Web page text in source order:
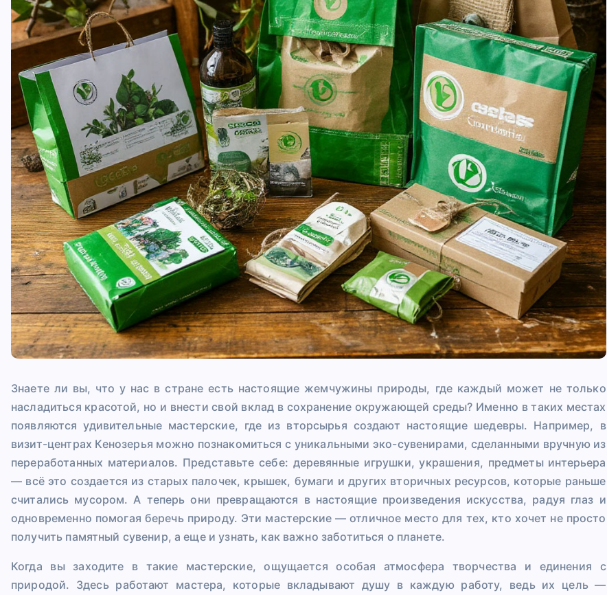
Знаете ли вы, что у нас в стране есть настоящие жемчужины природы, где каждый может не только
насладиться красотой, но и внести свой вклад в сохранение окружающей среды? Именно в таких местах
появляются удивительные мастерские, где из вторсырья создают настоящие шедевры. Например, в
визит-центрах Кенозерья можно познакомиться с уникальными эко-сувенирами, сделанными вручную из
переработанных материалов. Представьте себе: деревянные игрушки, украшения, предметы интерьера
— всё это создается из старых палочек, крышек, бумаги и других вторичных ресурсов, которые раньше
считались мусором. А теперь они превращаются в настоящие произведения искусства, радуя глаз и
одновременно помогая беречь природу. Эти мастерские — отличное место для тех, кто хочет не просто
получить памятный сувенир, а еще и узнать, как важно заботиться о планете.
Когда вы заходите в такие мастерские, ощущается особая атмосфера творчества и единения с
природой. Здесь работают мастера, которые вкладывают душу в каждую работу, ведь их цель —